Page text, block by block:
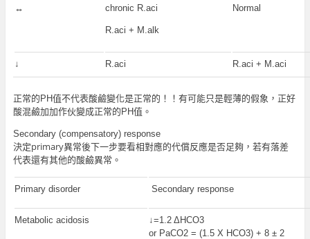
↔ chronic R.aci
R.aci + M.alk
Normal
↓ R.aci R.aci + M.aci
正常的PH值不代表酸鹼變化是正常的！！有可能只是輕薄的假象，正好
酸混鹼加加作伙變成正常的PH值。
Secondary (compensatory) response
決定primary異常後下一步要看相對應的代償反應是否足夠，若有落差
代表還有其他的酸鹼異常。
Primary disorder Secondary response
Metabolic acidosis
↓=1.2 ΔHCO3
or PaCO2 = (1.5 X HCO3) + 8 ± 2